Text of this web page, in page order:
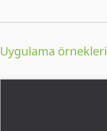
Uygulama örnekleri